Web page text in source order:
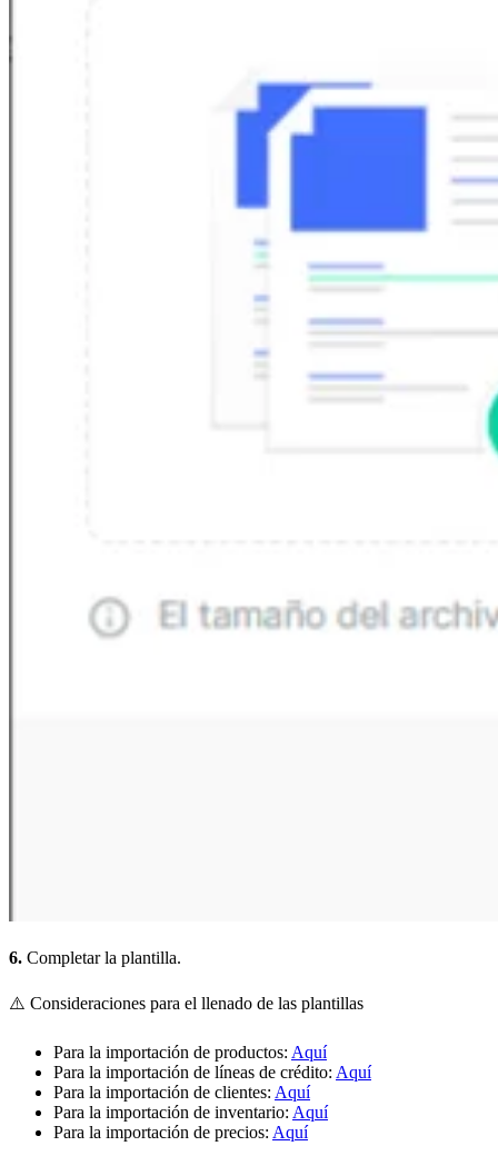
6. Completar la plantilla.
⚠️ Consideraciones para el llenado de las plantillas
Para la importación de productos: Aquí
Para la importación de líneas de crédito: Aquí
Para la importación de clientes: Aquí
Para la importación de inventario: Aquí
Para la importación de precios: Aquí